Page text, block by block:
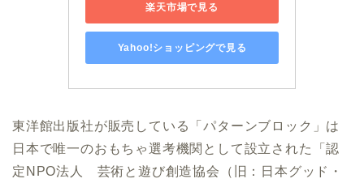
楽天市場で見る
Yahoo!ショッピングで見る
東洋館出版社が販売している「パターンブロック」は
日本で唯一のおもちゃ選考機関として設立された「認
定NPO法人 芸術と遊び創造協会（旧：日本グッド・